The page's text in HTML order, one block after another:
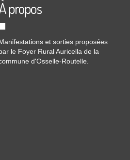
propos
et sorties proposées
le Foyer Rural Auricella de la
d'Osselle-Routelle.